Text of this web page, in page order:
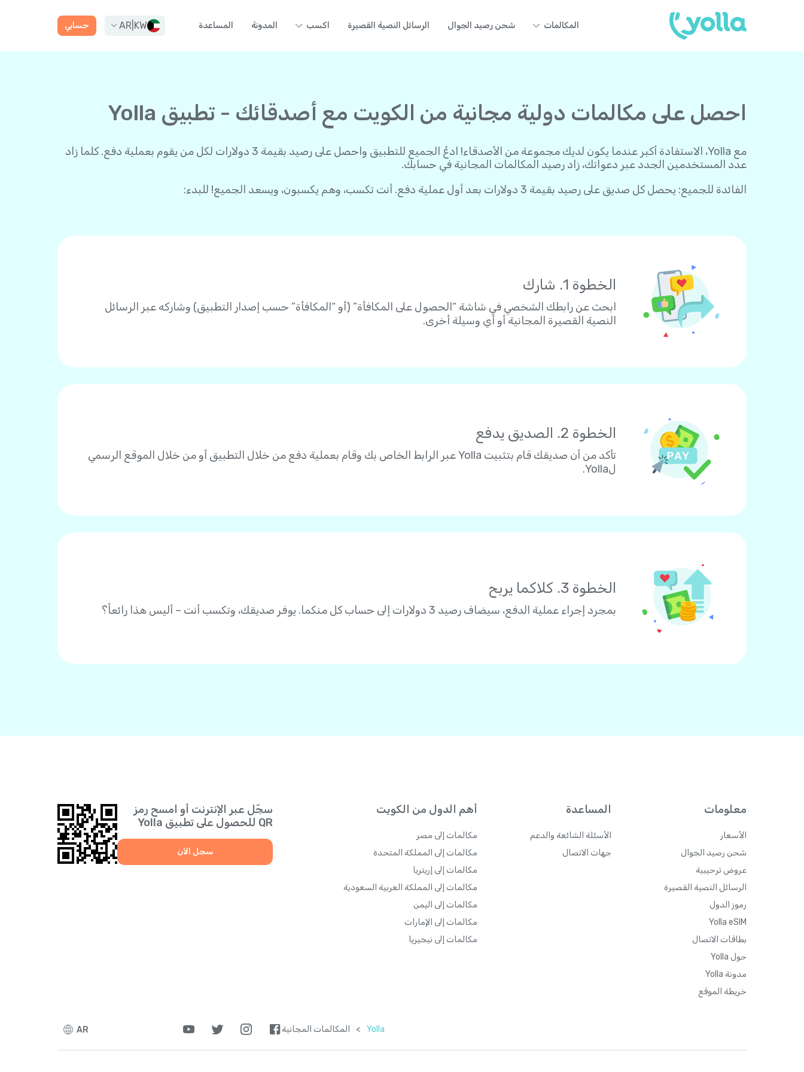
المكالمات شحن رصيد الجوال الرسائل النصية القصيرة اكسب المدونة المساعدة KW
AR حسابي
احصل على مكالمات دولية مجانية من الكويت مع أصدقائك - تطبيق Yolla
مع Yolla، الاستفادة أكبر عندما يكون لديك مجموعة من الأصدقاء! ادعُ الجميع للتطبيق واحصل على رصيد بقيمة 3 دولارات لكل من يقوم بعملية دفع. كلما زاد
عدد المستخدمين الجدد عبر دعواتك، زاد رصيد المكالمات المجانية في حسابك.
الفائدة للجميع: يحصل كل صديق على رصيد بقيمة 3 دولارات بعد أول عملية دفع. أنت تكسب، وهم يكسبون، ويسعد الجميع! للبدء:
الخطوة 1. شارك
ابحث عن رابطك الشخصي في شاشة “الحصول على المكافأة” (أو “المكافأة” حسب إصدار التطبيق) وشاركه عبر الرسائل
النصية القصيرة المجانية أو أي وسيلة أخرى.
الخطوة 2. الصديق يدفع
تأكد من أن صديقك قام بتثبيت Yolla عبر الرابط الخاص بك وقام بعملية دفع من خلال التطبيق أو من خلال الموقع الرسمي
لYolla.
الخطوة 3. كلاكما يربح
بمجرد إجراء عملية الدفع، سيضاف رصيد 3 دولارات إلى حساب كل منكما. يوفر صديقك، وتكسب أنت – أليس هذا رائعاً؟
معلومات
الأسعار
شحن رصيد الجوال
عروض ترحيبية
الرسائل النصية القصيرة
رموز الدول
Yolla eSIM
بطاقات الاتصال
حول Yolla
مدونة Yolla
خريطة الموقع
المساعدة
الأسئلة الشائعة والدعم
جهات الاتصال
أهم الدول من الكويت
مكالمات إلى مصر
مكالمات إلى المملكة المتحدة
مكالمات إلى إريتريا
مكالمات إلى المملكة العربية السعودية
مكالمات إلى اليمن
مكالمات إلى الإمارات
مكالمات إلى نيجيريا
سجّل عبر الإنترنت أو امسح رمز
QR للحصول على تطبيق Yolla
سجل الآن
Yolla
> المكالمات المجانية AR